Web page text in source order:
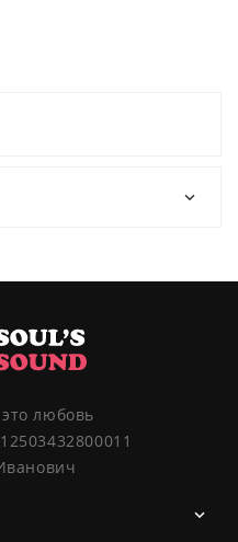
любовь